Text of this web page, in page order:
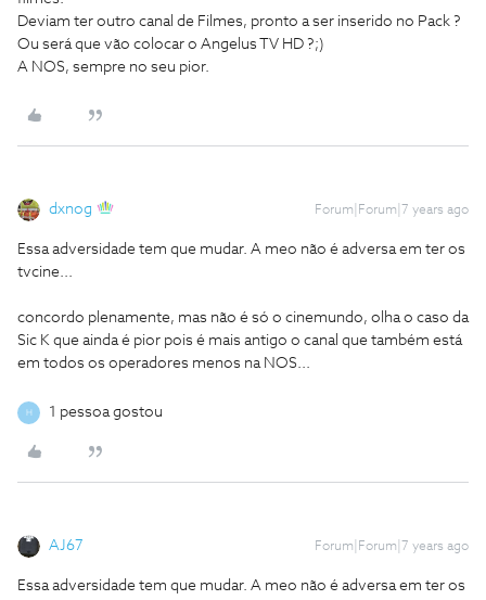
Deviam ter outro canal de Filmes, pronto a ser inserido no Pack ?
Ou será que vão colocar o Angelus TV HD ?;)
A NOS, sempre no seu pior.
dxnog Forum|Forum|7 years ago
Essa adversidade tem que mudar. A meo não é adversa em ter os
tvcine...
concordo plenamente, mas não é só o cinemundo, olha o caso da
Sic K que ainda é pior pois é mais antigo o canal que também está
em todos os operadores menos na NOS...
H 1 pessoa gostou
AJ67 Forum|Forum|7 years ago
Essa adversidade tem que mudar. A meo não é adversa em ter os